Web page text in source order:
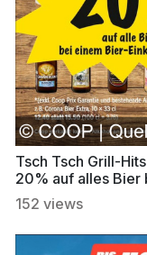
Tsch Tsch Grill-
20% auf alles Bier
152 views